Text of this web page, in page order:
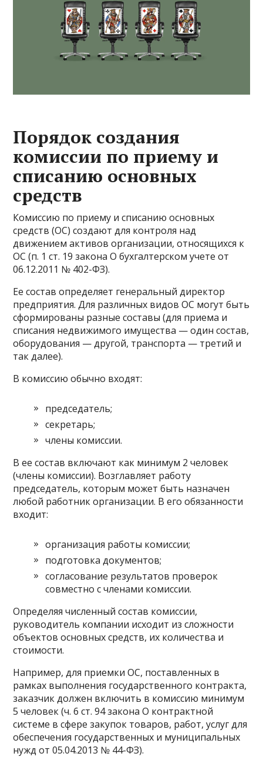
Порядок создания
комиссии по приему и
списанию основных
средств
Комиссию по приему и списанию основных
средств (ОС) создают для контроля над
движением активов организации, относящихся к
ОС (п. 1 ст. 19 закона О бухгалтерском учете от
06.12.2011 № 402-ФЗ).
Ее состав определяет генеральный директор
предприятия. Для различных видов ОС могут быть
сформированы разные составы (для приема и
списания недвижимого имущества — один состав,
оборудования — другой, транспорта — третий и
так далее).
В комиссию обычно входят:
председатель;
секретарь;
члены комиссии.
В ее состав включают как минимум 2 человек
(члены комиссии). Возглавляет работу
председатель, которым может быть назначен
любой работник организации. В его обязанности
входит:
организация работы комиссии;
подготовка документов;
согласование результатов проверок
совместно с членами комиссии.
Определяя численный состав комиссии,
руководитель компании исходит из сложности
объектов основных средств, их количества и
стоимости.
Например, для приемки ОС, поставленных в
рамках выполнения государственного контракта,
заказчик должен включить в комиссию минимум
5 человек (ч. 6 ст. 94 закона О контрактной
системе в сфере закупок товаров, работ, услуг для
обеспечения государственных и муниципальных
нужд от 05.04.2013 № 44-ФЗ).